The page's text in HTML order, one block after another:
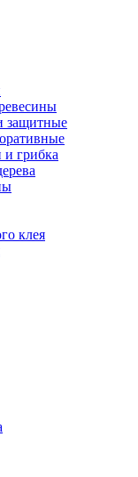
защитные
и грибка
клея